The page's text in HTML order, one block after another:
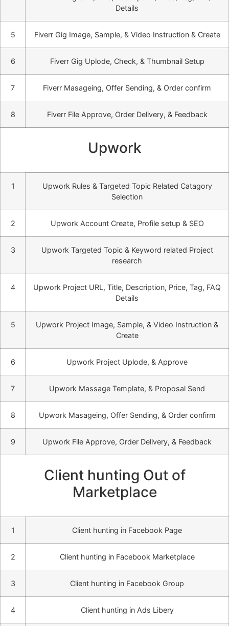
Details
5 Fiverr Gig Image, Sample, & Video Instruction & Create
6 Fiverr Gig Uplode, Check, & Thumbnail Setup
7 Fiverr Masageing, Offer Sending, & Order confirm
8 Fiverr File Approve, Order Delivery, & Feedback
Upwork
1
Upwork Rules & Targeted Topic Related Catagory
Selection
2 Upwork Account Create, Profile setup & SEO
3
Upwork Targeted Topic & Keyword related Project
research
4
Upwork Project URL, Title, Description, Price, Tag, FAQ
Details
5
Upwork Project Image, Sample, & Video Instruction &
Create
6 Upwork Project Uplode, & Approve
7 Upwork Massage Template, & Proposal Send
8 Upwork Masageing, Offer Sending, & Order confirm
9 Upwork File Approve, Order Delivery, & Feedback
Client hunting Out of
Marketplace
1 Client hunting in Facebook Page
2 Client hunting in Facebook Marketplace
3 Client hunting in Facebook Group
4 Client hunting in Ads Libery